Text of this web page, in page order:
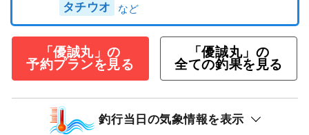
タチウオ
「優誠丸」の
予約プランを見る
「優誠丸」の
全ての釣果を見る
釣行当日の気象情報を表示